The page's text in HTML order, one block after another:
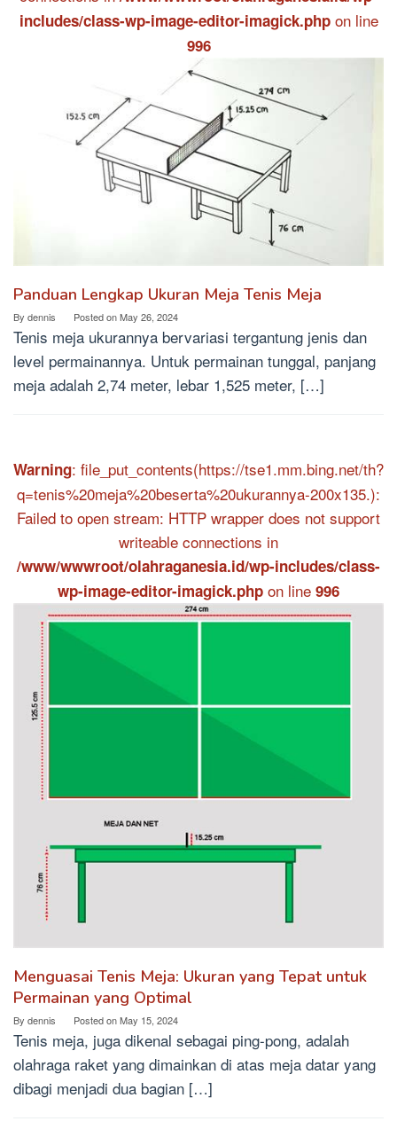
includes/class-wp-image-editor-imagick.phpon line
996
Panduan Lengkap Ukuran Meja Tenis Meja
By dennis Posted onMay 26, 2024
Tenis meja ukurannya bervariasi tergantung jenis dan
level permainannya. Untuk permainan tunggal, panjang
meja adalah 2,74 meter, lebar 1,525 meter, […]
Warning: file_put_contents(https://tse1.mm.bing.net/th?
q=tenis%20meja%20beserta%20ukurannya-200x135.):
Failed to open stream: HTTP wrapper does not support
writeable connections in
/www/wwwroot/olahraganesia.id/wp-includes/class-
wp-image-editor-imagick.php on line 996
Menguasai Tenis Meja: Ukuran yang Tepat untuk
Permainan yang Optimal
By dennis Posted onMay 15, 2024
Tenis meja, juga dikenal sebagai ping-pong, adalah
olahraga raket yang dimainkan di atas meja datar yang
dibagi menjadi dua bagian […]